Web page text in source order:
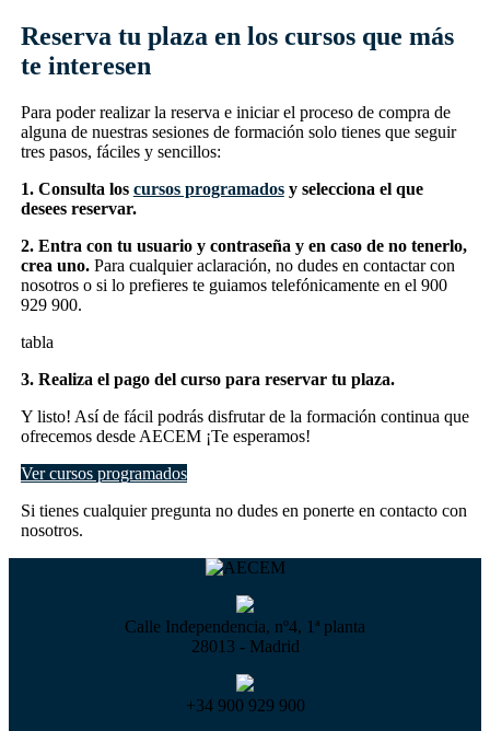
Reserva tu plaza en los cursos que más
te interesen
Para poder realizar la reserva e iniciar el proceso de compra de
alguna de nuestras sesiones de formación solo tienes que seguir
tres pasos, fáciles y sencillos:
1. Consulta los cursos programadosy selecciona el que
desees reservar.
2. Entra con tu usuario y contraseña y en caso de no tenerlo,
crea uno.Para cualquier aclaración, no dudes en contactar con
nosotros o si lo prefieres te guiamos telefónicamente en el 900
929 900.
tabla
3. Realiza el pago del curso para reservar tu plaza.
Y listo! Así de fácil podrás disfrutar de la formación continua que
ofrecemos desde AECEM ¡Te esperamos!
Ver cursos programados
Si tienes cualquier pregunta no dudes en ponerte en contacto con
nosotros.
Calle Independencia, nº4, 1ª planta
28013 - Madrid
+34 900 929 900